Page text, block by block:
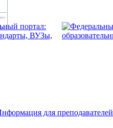
для преподавателей